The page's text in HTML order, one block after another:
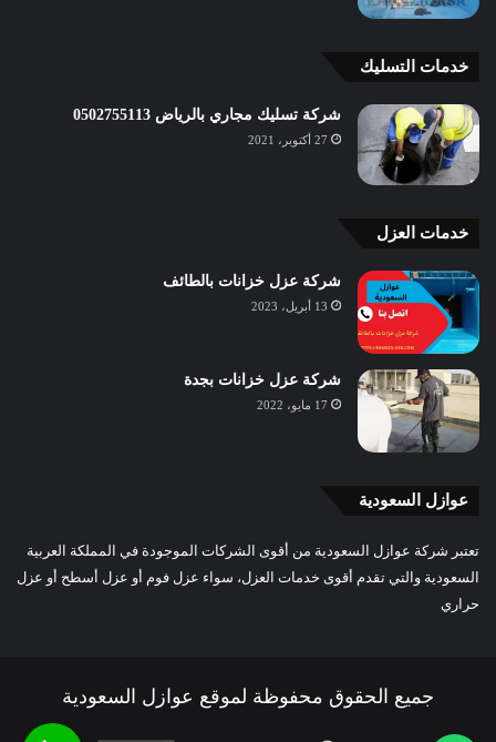
خدمات التسليك
شركة تسليك مجاري بالرياض 0502755113
27 أكتوبر، 2021
خدمات العزل
شركة عزل خزانات بالطائف
13 أبريل، 2023
شركة عزل خزانات بجدة
17 مايو، 2022
عوازل السعودية
تعتبر شركة عوازل السعودية من أقوى الشركات الموجودة في المملكة العربية
السعودية والتي تقدم أقوى خدمات العزل، سواء عزل فوم أو عزل أسطح أو عزل
حراري
جميع الحقوق محفوظة لموقع عوازل السعودية